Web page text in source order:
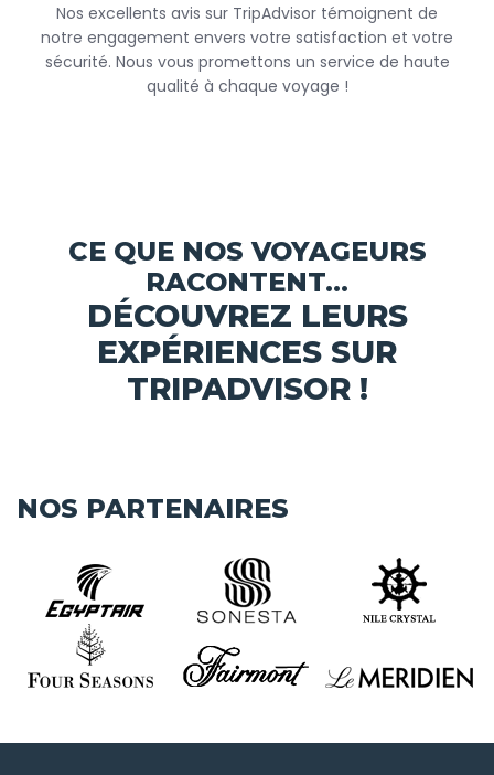
Nos excellents avis sur TripAdvisor témoignent de
notre engagement envers votre satisfaction et votre
sécurité. Nous vous promettons un service de haute
qualité à chaque voyage !
CE QUE NOS VOYAGEURS
RACONTENT...
DÉCOUVREZ LEURS
EXPÉRIENCES SUR
TRIPADVISOR !
NOS PARTENAIRES